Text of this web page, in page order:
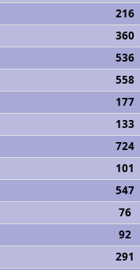
216
360
536
558
177
133
724
101
547
76
92
291